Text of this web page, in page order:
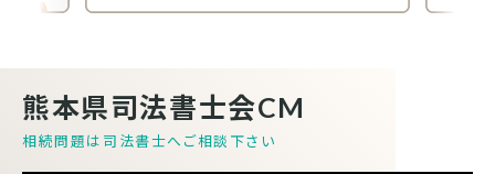
熊本県司法書士会CM
相続問題は司法書士へご相談下さい